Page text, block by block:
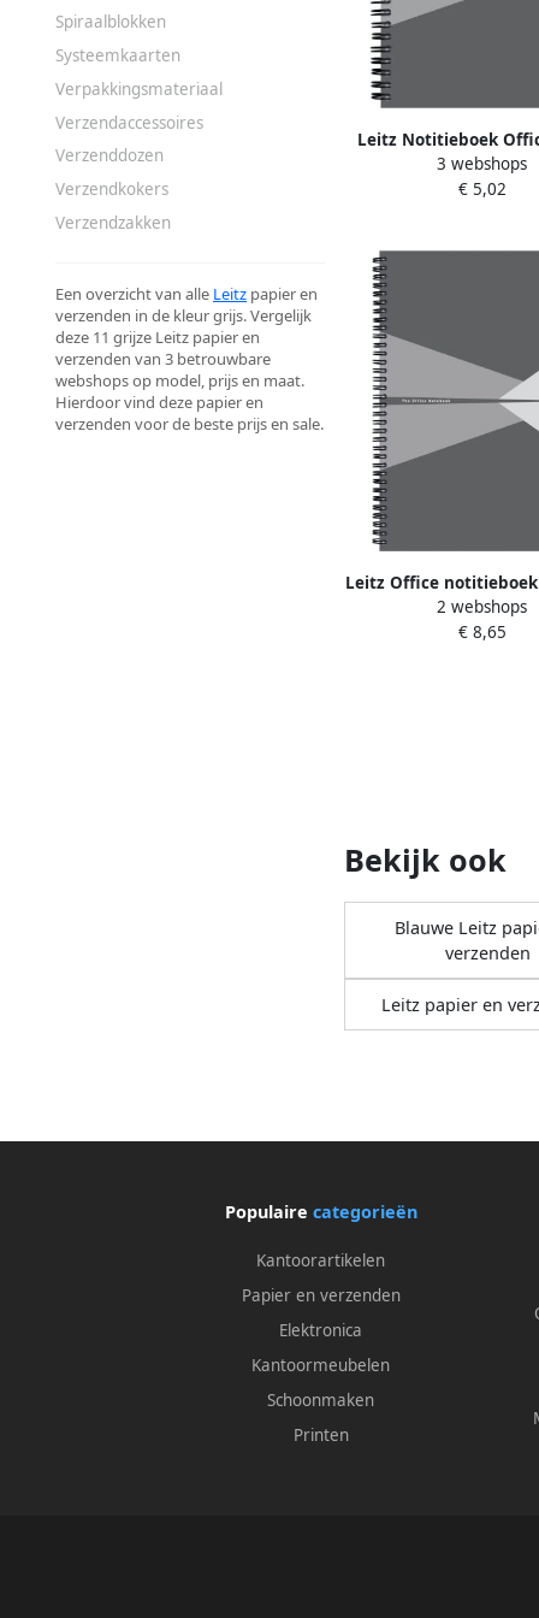
Spiraalblokken
Systeemkaarten
Verpakkingsmateriaal
Verzendaccessoires
Verzenddozen
Verzendkokers
Verzendzakken
Een overzicht van alle Leitz papier en
verzenden in de kleur grijs. Vergelijk
deze 11 grijze Leitz papier en
verzenden van 3 betrouwbare
webshops op model, prijs en maat.
Hierdoor vind deze papier en
verzenden voor de beste prijs en sale.
Leitz Notitieboek
180 pagina's 80gr
3 webshops
€ 5,02
Leitz Office
in PP gelijnd
2 webshops
€ 8,65
Bekijk ook
Blauwe Leitz
verzenden
Leitz papier en
Populaire categorieën
Kantoorartikelen
Papier en verzenden
Elektronica
Kantoormeubelen
Schoonmaken
Printen